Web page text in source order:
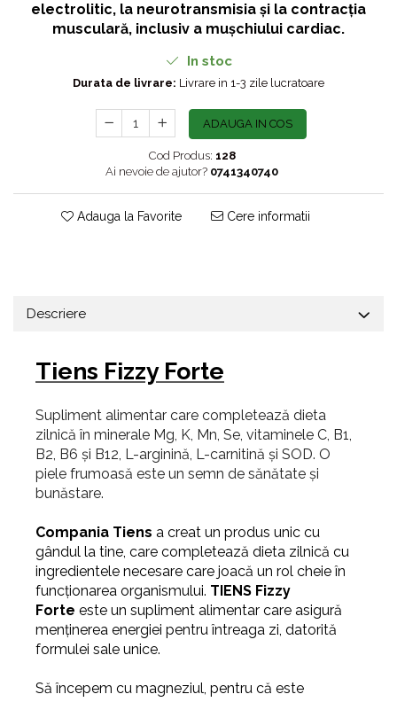
electrolitic, la neurotransmisia și la contracția
musculară, inclusiv a mușchiului cardiac.
In stoc
Durata de livrare: Livrare in 1-3 zile lucratoare
ADAUGA IN COS
Cod Produs: 128
Ai nevoie de ajutor? 0741340740
Adauga la Favorite Cere informatii
Descriere
Tiens Fizzy Forte
Supliment alimentar care completează dieta
zilnică în minerale Mg, K, Mn, Se, vitaminele C, B1,
B2, B6 și B12, L-arginină, L-carnitină și SOD. O
piele frumoasă este un semn de sănătate și
bunăstare.
Compania Tiens a creat un produs unic cu
gândul la tine, care completează dieta zilnică cu
ingredientele necesare care joacă un rol cheie în
funcționarea organismului. TIENS Fizzy
Forte este un supliment alimentar care asigură
menținerea energiei pentru întreaga zi, datorită
formulei sale unice.
Să începem cu magneziul, pentru că este